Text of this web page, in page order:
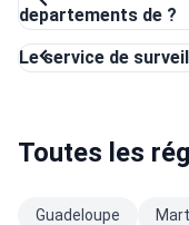
departements de ?
Le service de
Toutes les
Guadeloupe